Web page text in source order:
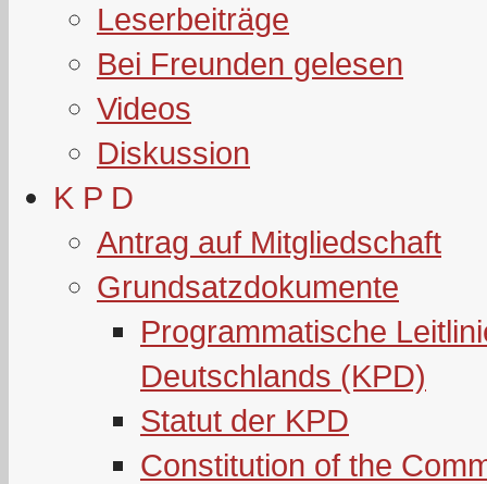
Leserbeiträge
Bei Freunden gelesen
Videos
Diskussion
K P D
Antrag auf Mitgliedschaft
Grundsatzdokumente
Programmatische
Deutschlands (KPD)
Statut der KPD
Constitution of the